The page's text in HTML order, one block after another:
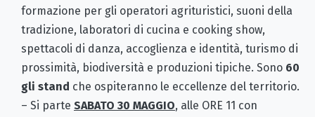
formazione per gli operatori agrituristici, suoni della
tradizione, laboratori di cucina e cooking show,
spettacoli di danza, accoglienza e identità, turismo di
prossimità, biodiversità e produzioni tipiche. Sono 60
gli stand che ospiteranno le eccellenze del territorio.
– Si parte SABATO 30 MAGGIO, alle ORE 11 con